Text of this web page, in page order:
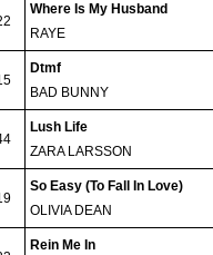
Where Is My Husband
RAYE
Dtmf
BAD BUNNY
Lush Life
ZARA LARSSON
So Easy (To Fall In Love)
OLIVIA DEAN
Rein Me In